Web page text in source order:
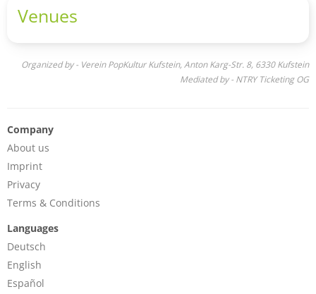
Venues
Organized by - Verein PopKultur Kufstein, Anton Karg-Str. 8, 6330 Kufstein
Mediated by - NTRY Ticketing OG
Company
About us
Imprint
Privacy
Terms & Conditions
Languages
Deutsch
English
Español